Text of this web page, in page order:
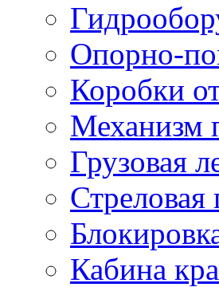
Опорно-
Коробки
Механизм
Грузовая
Стреловая
Кабина